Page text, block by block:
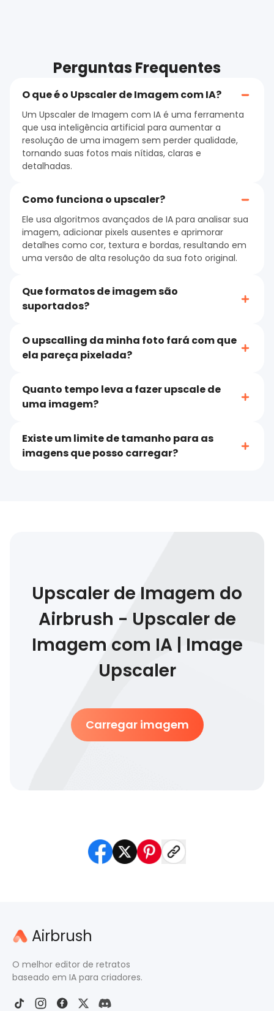
Perguntas Frequentes
O que é o Upscaler de Imagem com IA?
Um Upscaler de Imagem com IA é uma ferramenta
que usa inteligência artificial para aumentar a
resolução de uma imagem sem perder qualidade,
tornando suas fotos mais nítidas, claras e
detalhadas.
Como funciona o upscaler?
Ele usa algoritmos avançados de IA para analisar sua
imagem, adicionar pixels ausentes e aprimorar
detalhes como cor, textura e bordas, resultando em
uma versão de alta resolução da sua foto original.
Que formatos de imagem são
suportados?
O upscalling da minha foto fará com que
ela pareça pixelada?
Quanto tempo leva a fazer upscale de
uma imagem?
Existe um limite de tamanho para as
imagens que posso carregar?
Upscaler de Imagem do
Airbrush - Upscaler de
Imagem com IA | Image
Upscaler
Carregar imagem
Airbrush
O melhor editor de retratos
baseado em IA para criadores.